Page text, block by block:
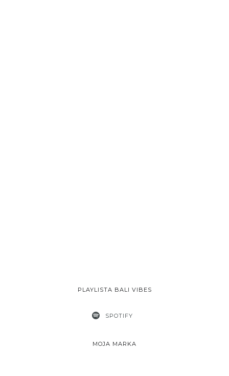
PLAYLISTA BALI VIBES
SPOTIFY
MOJA MARKA